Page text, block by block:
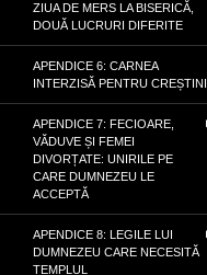
ZIUA DE MERS LA BISERICĂ,
DOUĂ LUCRURI DIFERITE
APENDICE 6: CARNEA
INTERZISĂ PENTRU CREȘTINI
APENDICE 7: FECIOARE,
VĂDUVE ȘI FEMEI
DIVORȚATE: UNIRILE PE
CARE DUMNEZEU LE
ACCEPTĂ
APENDICE 8: LEGILE LUI
DUMNEZEU CARE NECESITĂ
TEMPLUL